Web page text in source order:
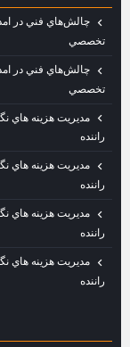
چالش‌هاي فني در
تخصصي
چالش‌هاي فني در
تخصصي
مديريت هزينه‌ هاي
راننده
مديريت هزينه‌ هاي
راننده
مديريت هزينه‌ هاي
راننده
مديريت هزينه‌ هاي
راننده